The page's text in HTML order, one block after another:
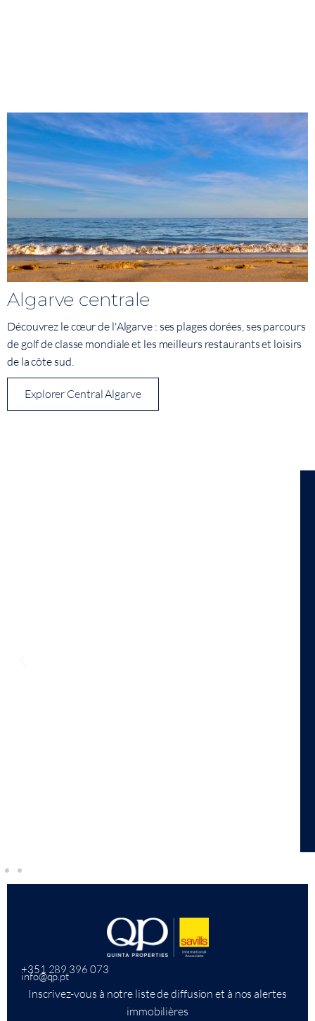
Algarve centrale
Découvrez le cœur de l'Algarve : ses plages dorées, ses parcours
de golf de classe mondiale et les meilleurs restaurants et loisirs
de la côte sud.
Explorer Central Algarve
+351 289 396 073
info@qp.pt
Inscrivez-vous à notre liste de diffusion et à nos alertes
immobilières